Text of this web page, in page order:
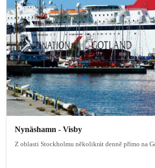
Nynäshamn - Visby
Z oblasti Stockholmu několikrát denně přímo na